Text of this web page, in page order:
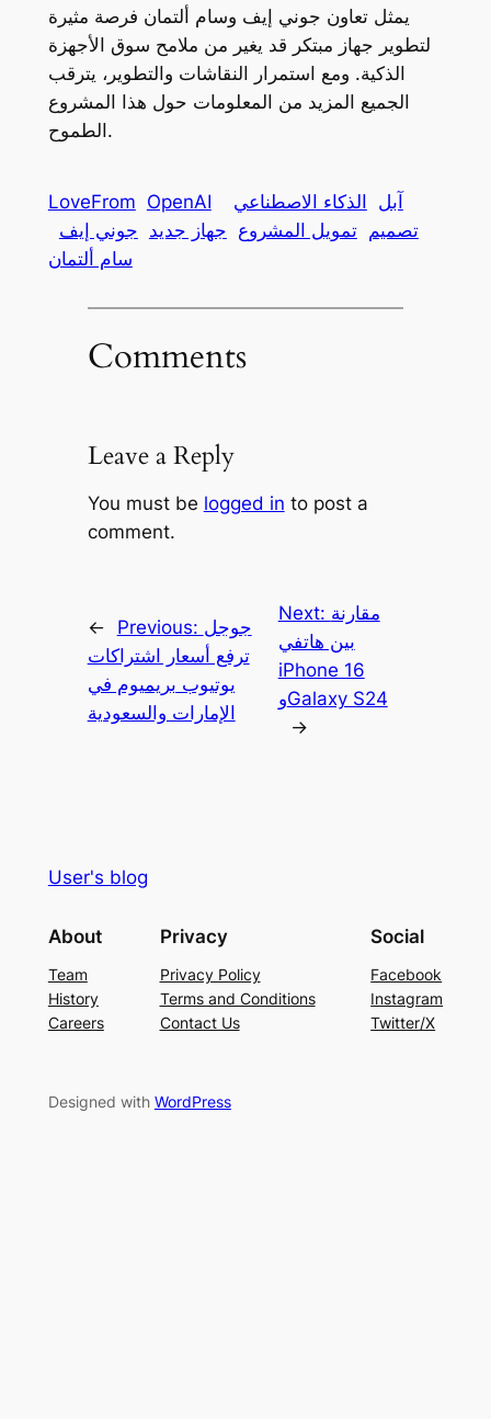
يمثل تعاون جوني إيف وسام ألتمان فرصة مثيرة
لتطوير جهاز مبتكر قد يغير من ملامح سوق الأجهزة
الذكية. ومع استمرار النقاشات والتطوير، يترقب
الجميع المزيد من المعلومات حول هذا المشروع
الطموح.
LoveFrom OpenAI آبل الذكاء الاصطناعي
تصميم
تمويل المشروع جهاز جديد جوني إيف
سام ألتمان
Comments
Leave a Reply
You must be logged in to post a
comment.
← Previous: جوجل
ترفع أسعار اشتراكات
يوتيوب بريميوم في
الإمارات والسعودية
Next: مقارنة
بين هاتفي
iPhone 16
وGalaxy S24
→
User's blog
About
Team
History
Careers
Privacy
Privacy Policy
Terms and Conditions
Contact Us
Social
Facebook
Instagram
Twitter/X
Designed with WordPress